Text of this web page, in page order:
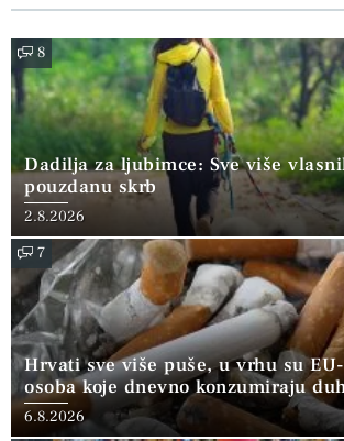
8
Dadilja za ljubimce: Sve više
pouzdanu skrb
2.8.2026
7
Hrvati sve više puše, u vrhu su
osoba koje dnevno konzumiraju
6.8.2026